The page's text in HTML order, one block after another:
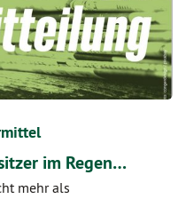
im Regen…
mehr als